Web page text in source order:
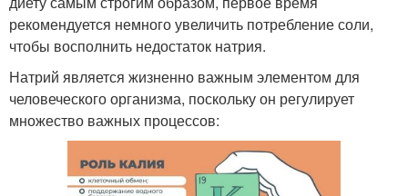
рекомендуется немного увеличить потребление соли,
чтобы восполнить недостаток натрия.
Натрий является жизненно важным элементом для
человеческого организма, поскольку он регулирует
множество важных процессов: